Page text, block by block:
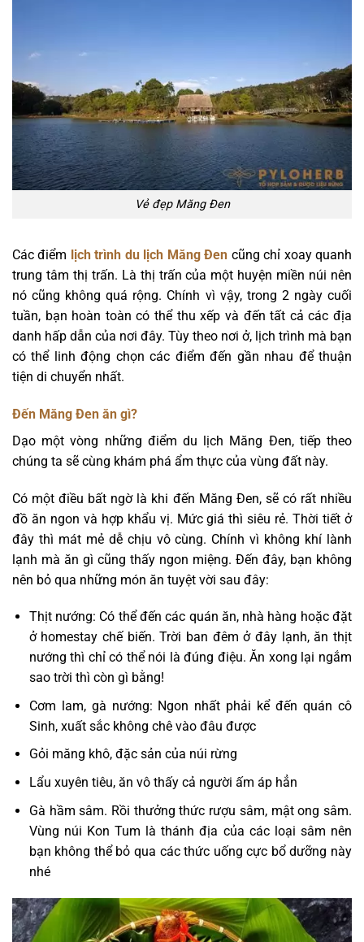
Vẻ đẹp Măng Đen
Các điểm lịch trình du lịch Măng Đen cũng chỉ xoay quanh
trung tâm thị trấn. Là thị trấn của một huyện miền núi nên
nó cũng không quá rộng. Chính vì vậy, trong 2 ngày cuối
tuần, bạn hoàn toàn có thể thu xếp và đến tất cả các địa
danh hấp dẫn của nơi đây. Tùy theo nơi ở, lịch trình mà bạn
có thể linh động chọn các điểm đến gần nhau để thuận
tiện di chuyển nhất.
Đến Măng Đen ăn gì?
Dạo một vòng những điểm du lịch Măng Đen, tiếp theo
chúng ta sẽ cùng khám phá ẩm thực của vùng đất này.
Có một điều bất ngờ là khi đến Măng Đen, sẽ có rất nhiều
đồ ăn ngon và hợp khẩu vị. Mức giá thì siêu rẻ. Thời tiết ở
đây thì mát mẻ dễ chịu vô cùng. Chính vì không khí lành
lạnh mà ăn gì cũng thấy ngon miệng. Đến đây, bạn không
nên bỏ qua những món ăn tuyệt vời sau đây:
Thịt nướng: Có thể đến các quán ăn, nhà hàng hoặc đặt
ở homestay chế biến. Trời ban đêm ở đây lạnh, ăn thịt
nướng thì chỉ có thể nói là đúng điệu. Ăn xong lại ngắm
sao trời thì còn gì bằng!
Cơm lam, gà nướng: Ngon nhất phải kể đến quán cô
Sinh, xuất sắc không chê vào đâu được
Gỏi măng khô, đặc sản của núi rừng
Lẩu xuyên tiêu, ăn vô thấy cả người ấm áp hẳn
Gà hầm sâm. Rồi thưởng thức rượu sâm, mật ong sâm.
Vùng núi Kon Tum là thánh địa của các loại sâm nên
bạn không thể bỏ qua các thức uống cực bổ dưỡng này
nhé